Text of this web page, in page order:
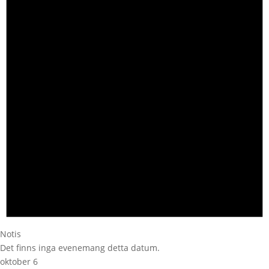
Notis
Det finns inga evenemang detta datum.
oktober 6